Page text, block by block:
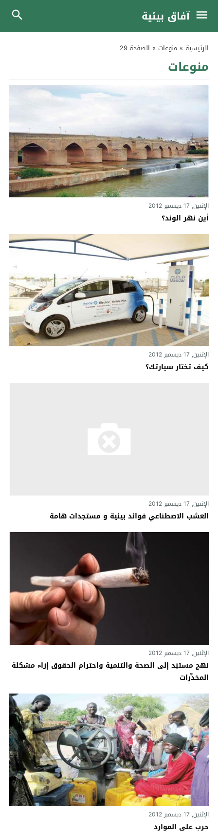
آفاق بيئية
الرئيسية » منوعات » الصفحة 29
منوعات
الإثنين, 17 ديسمبر 2012
أين نهر الوند؟
الإثنين, 17 ديسمبر 2012
كيف تختار سيارتك؟
الإثنين, 17 ديسمبر 2012
العشب الاصطناعي فوائد بيئية و مستجدات هامة
الإثنين, 17 ديسمبر 2012
نهج مستنِد إلى الصحة والتنمية واحترام الحقوق إزاء مشكلة
المخدِّرات
الإثنين, 17 ديسمبر 2012
حرب على الموارد